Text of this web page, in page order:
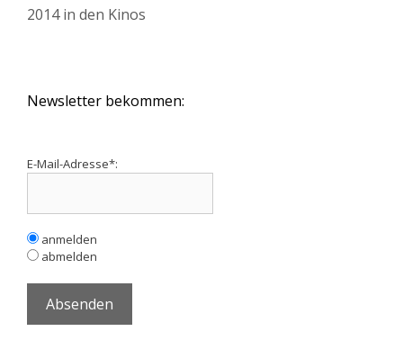
2014 in den Kinos
Newsletter bekommen:
E-Mail-Adresse*:
anmelden
abmelden